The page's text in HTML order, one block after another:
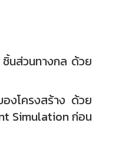
นส่วนทางกล ด้วย
งโครงสร้าง ด้วย
Simulation ก่อน